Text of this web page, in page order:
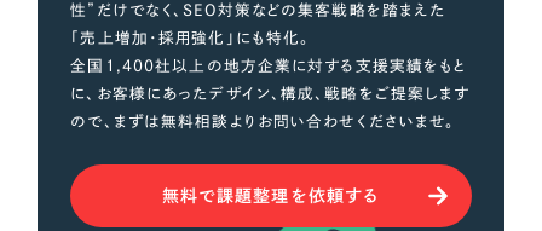
性”だけでなく、SEO対策などの集客戦略を踏まえた
「売上増加・採用強化」にも特化。
全国1,400社以上の地方企業に対する支援実績をもと
に、お客様にあったデザイン、構成、戦略をご提案します
ので、まずは無料相談よりお問い合わせくださいませ。
無料で課題整理を依頼する